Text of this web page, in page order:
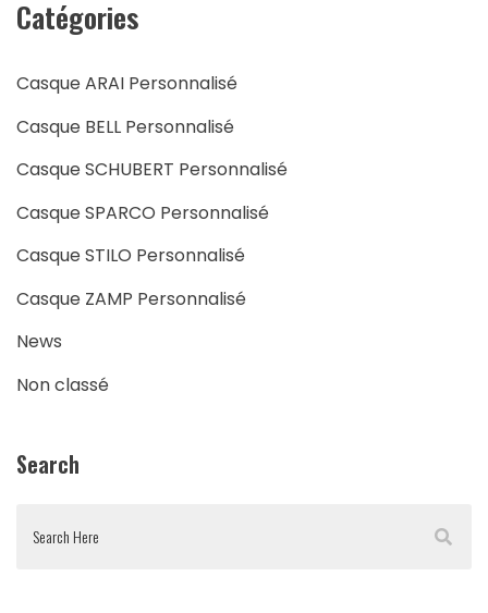
Catégories
Casque ARAI Personnalisé
Casque BELL Personnalisé
Casque SCHUBERT Personnalisé
Casque SPARCO Personnalisé
Casque STILO Personnalisé
Casque ZAMP Personnalisé
News
Non classé
Search